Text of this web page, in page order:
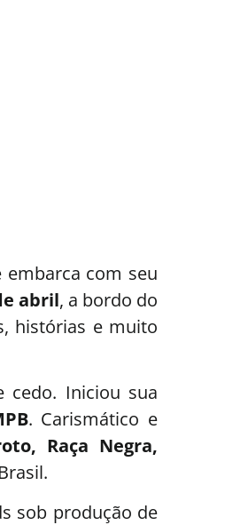
embarca com seu
abril, a bordo do
histórias e muito
cedo. Iniciou sua
. Carismático e
Raça Negra,
sob produção de